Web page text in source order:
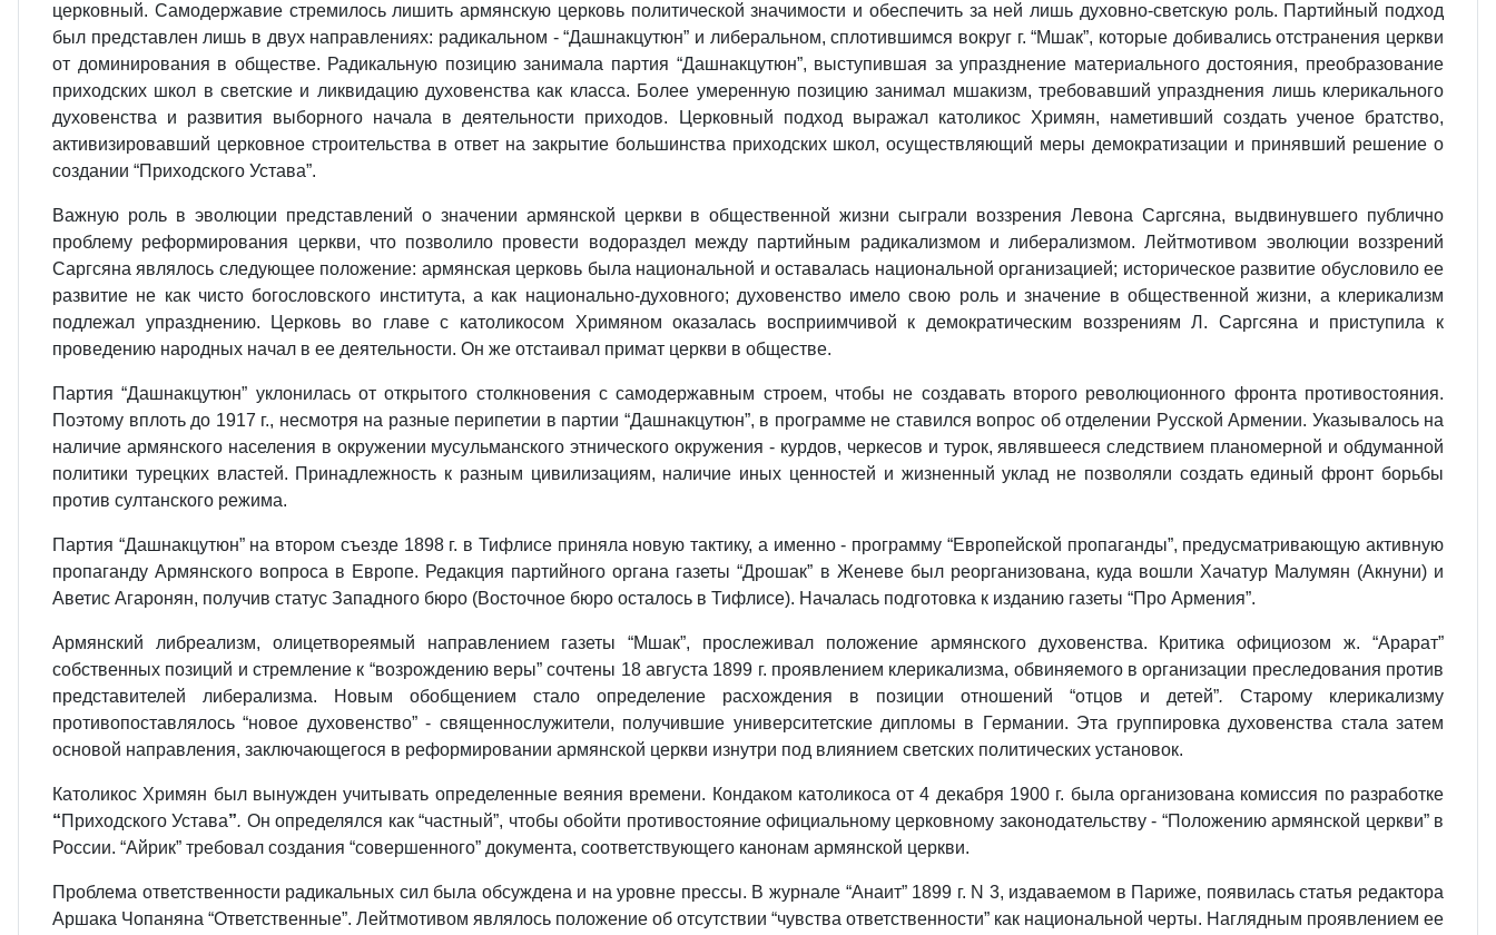
церковный. Самодержавие стремилось лишить армянскую церковь политической значимости и обеспечить за ней лишь духовно-светскую роль. Партийный подход
был представлен лишь в двух направлениях: радикальном - “Дашнакцутюн” и либеральном, сплотившимся вокруг г. “Мшак”, которые добивались отстранения церкви
от доминирования в обществе. Радикальную позицию занимала партия “Дашнакцутюн”, выступившая за упразднение материального достояния, преобразование
приходских школ в светские и ликвидацию духовенства как класса. Более умеренную позицию занимал мшакизм, требовавший упразднения лишь клерикального
духовенства и развития выборного начала в деятельности приходов. Церковный подход выражал католикос Хримян, наметивший создать ученое братство,
активизировавший церковное строительства в ответ на закрытие большинства приходских школ, осуществляющий меры демократизации и принявший решение о
создании “Приходского Устава”.
Важную роль в эволюции представлений о значении армянской церкви в общественной жизни сыграли воззрения Левона Саргсяна, выдвинувшего публично
проблему реформирования церкви, что позволило провести водораздел между партийным радикализмом и либерализмом. Лейтмотивом эволюции воззрений
Саргсяна являлось следующее положение: армянская церковь была национальной и оставалась национальной организацией; историческое развитие обусловило еe
развитие не как чисто богословского института, а как национально-духовного; духовенство имело свою роль и значение в общественной жизни, а клерикализм
подлежал упразднению. Церковь во главе с католикосом Хримяном оказалась восприимчивой к демократическим воззрениям Л. Саргсяна и приступила к
проведению народных начал в ее деятельности. Он же отстаивал примат церкви в обществе.
Партия “Дашнакцутюн” уклонилась от открытого столкновения с самодержавным строем, чтобы не создавать второго революционного фронта противостояния.
Поэтому вплоть до 1917 г., несмотря на разные перипетии в партии “Дашнакцутюн”, в программе не ставился вопрос об отделении Русской Армении. Указывалось на
наличие армянского населения в окружении мусульманского этнического окружения - курдов, черкесов и турок, являвшееся следствием планомерной и обдуманной
политики турецких властей. Принадлежность к разным цивилизациям, наличие иных ценностей и жизненный уклад не позволяли создать единый фронт борьбы
против султанского режима.
Партия “Дашнакцутюн” на втором съезде 1898 г. в Тифлисе приняла новую тактику, а именно - программу “Европейской пропаганды”, предусматривающую активную
пропаганду Армянского вопроса в Европе. Редакция партийного органа газеты “Дрошак” в Женеве был реорганизована, куда вошли Хачатур Малумян (Акнуни) и
Аветис Агаронян, получив статус Западного бюро (Восточное бюро осталось в Тифлисе). Началась подготовка к изданию газеты “Про Армения”.
Армянский либреализм, олицетвореямый направлением газеты “Мшак”, прослеживал положение армянского духовенства. Критика официозом ж. “Арарат”
собственных позиций и стремление к “возрождению веры” сочтены 18 августа 1899 г. проявлением клерикализма, обвиняемого в организации преследования против
представителей либерализма. Новым обобщением стало определение расхождения в позиции отношений “отцов и детей”. Старому клерикализму
противопоставлялось “новое духовенство” - священнослужители, получившие университетские дипломы в Германии. Эта группировка духовенства стала затем
основой направления, заключающегося в реформировании армянской церкви изнутри под влиянием светских политических установок.
Католикос Хримян был вынужден учитывать определенные веяния времени. Кондаком католикоса от 4 декабря 1900 г. была организована комиссия по разработке
“Приходского Устава”. Он определялся как “частный”, чтобы обойти противостояние официальному церковному законодательству - “Положению армянской церкви” в
России. “Айрик” требовал создания “совершенного” документа, соответствующего канонам армянской церкви.
Проблема ответственности радикальных сил была обсуждена и на уровне прессы. В журнале “Анаит” 1899 г. N 3, издаваемом в Париже, появилась статья редактора
Аршака Чопаняна “Ответственные”. Лейтмотивом являлось положение об отсутствии “чувства ответственности” как национальной черты. Наглядным проявлением ее